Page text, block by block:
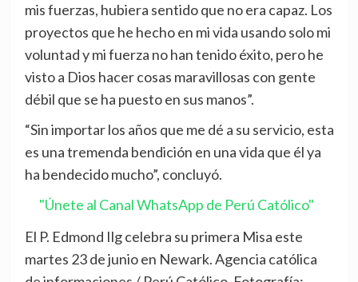
mis fuerzas, hubiera sentido que no era capaz. Los
proyectos que he hecho en mi vida usando solo mi
voluntad y mi fuerza no han tenido éxito, pero he
visto a Dios hacer cosas maravillosas con gente
débil que se ha puesto en sus manos”.
“Sin importar los años que me dé a su servicio, esta
es una tremenda bendición en una vida que él ya
ha bendecido mucho”, concluyó.
"Únete al Canal WhatsApp de Perú Católico"
El P. Edmond Ilg celebra su primera Misa este
martes 23 de junio en Newark. Agencia católica